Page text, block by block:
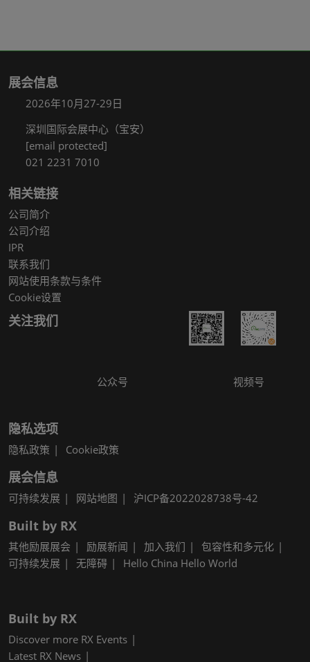
展会信息
2026年10月27-29日
深圳国际会展中心（宝安）
[email protected]
021 2231 7010
相关链接
公司简介
公司介绍
IPR
联系我们
网站使用条款与条件
Cookie设置
关注我们
公众号 视频号
隐私选项
隐私政策 Cookie政策
展会信息
可持续发展 网站地图 沪ICP备2022028738号-42
Built by RX
其他励展展会 励展新闻 加入我们
包容性和多元化
可持续发展
无障碍 Hello China Hello World
Built by RX
Discover more RX Events
Latest RX News